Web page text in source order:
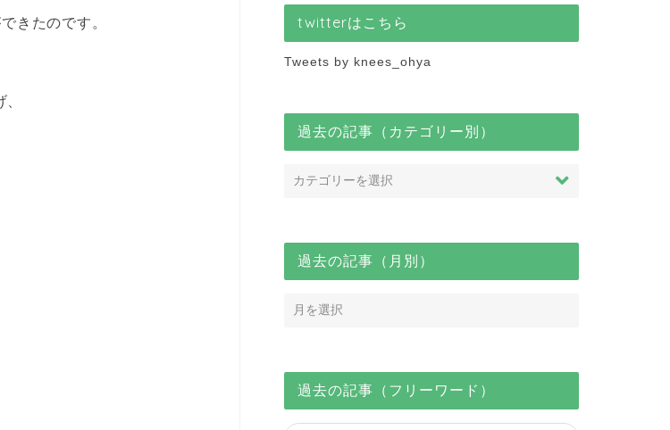
きたのです。
twitterはこちら
Tweets by knees_ohya
過去の記事（カテゴリー別）
過去の記事（月別）
過去の記事（フリーワード）